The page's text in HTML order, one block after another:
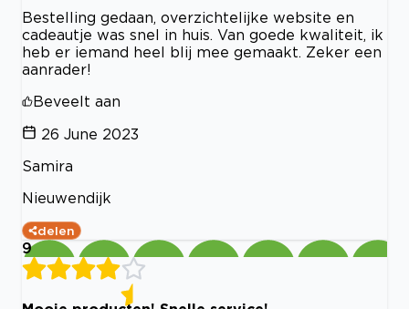
Bestelling gedaan, overzichtelijke website en
cadeautje was snel in huis. Van goede kwaliteit, ik
heb er iemand heel blij mee gemaakt. Zeker een
aanrader!
Beveelt aan
26 June 2023
Samira
Nieuwendijk
delen
9